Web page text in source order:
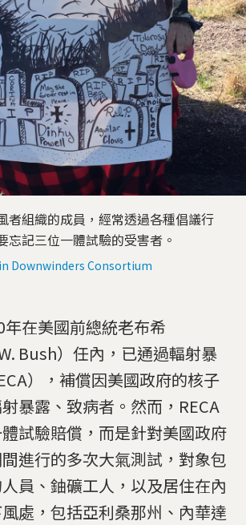
者組織的成員，經常透過各種倡議行
忘記三位一體試驗的受害者。
Downwinders Consortium
在美國前總統老布希
W. Bush）任內，已通過輻射暴
），補償因美國政府的核子
暴露、致病者。然而，RECA
試驗賠償，而是針對美國政府
進行的多次大氣測試，對象包
員、鈾礦工人，以及居住在內
處，包括亞利桑那州、內華達